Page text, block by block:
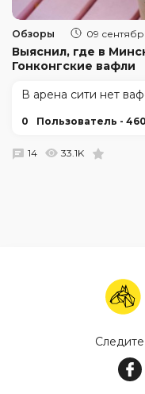
Обзоры 09
Выяснил, где в
Гонконгские вафли
В арена сити нет
0 Пользователь -
14 33.1K